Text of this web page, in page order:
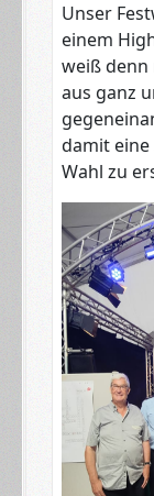
​Unser
einem
weiß denn
aus ganz
damit
Wahl zu